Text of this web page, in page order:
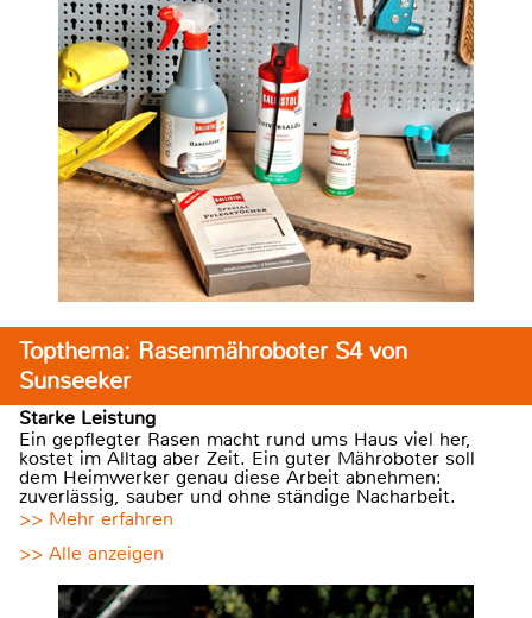
Topthema: Rasenmähroboter S4 von
Sunseeker
Starke Leistung
Ein gepflegter Rasen macht rund ums Haus viel her,
kostet im Alltag aber Zeit. Ein guter Mähroboter soll
dem Heimwerker genau diese Arbeit abnehmen:
zuverlässig, sauber und ohne ständige Nacharbeit.
>> Mehr erfahren
>> Alle anzeigen